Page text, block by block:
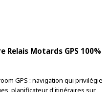
Motards GPS 100%
GPS : navigation qui privilégie
planificateur d'itinéraires sur